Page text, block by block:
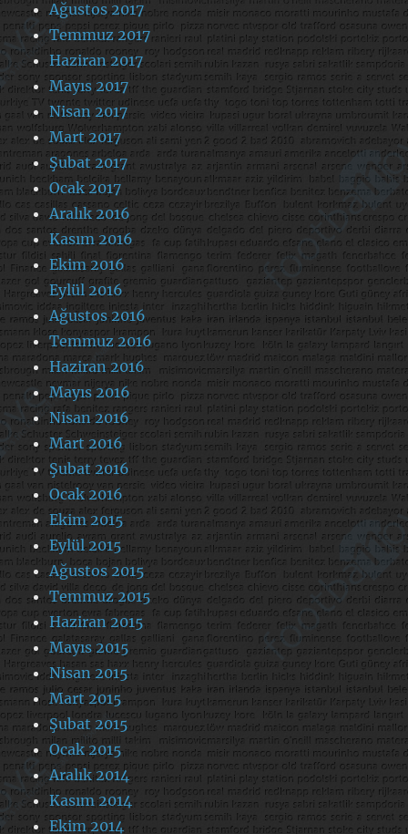
Ağustos 2017
Temmuz 2017
Haziran 2017
Mayıs 2017
Nisan 2017
Mart 2017
Şubat 2017
Ocak 2017
Aralık 2016
Kasım 2016
Ekim 2016
Eylül 2016
Ağustos 2016
Temmuz 2016
Haziran 2016
Mayıs 2016
Nisan 2016
Mart 2016
Şubat 2016
Ocak 2016
Ekim 2015
Eylül 2015
Ağustos 2015
Temmuz 2015
Haziran 2015
Mayıs 2015
Nisan 2015
Mart 2015
Şubat 2015
Ocak 2015
Aralık 2014
Kasım 2014
Ekim 2014